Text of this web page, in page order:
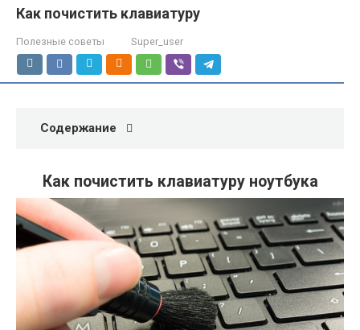
Как почистить клавиатуру
Полезные советы Super_user
Содержание
Как почистить клавиатуру ноутбука